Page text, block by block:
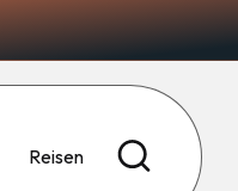
Reisen